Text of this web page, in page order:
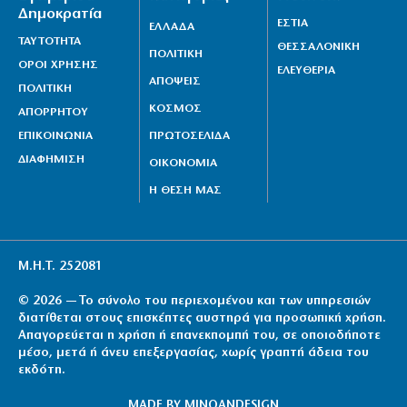
Χανιά: Αναστέλλονται τα τακτικά ραντεβού
αγγειοχειρουργού λόγω κλοπής
Εμφύλιος στις λαϊκές αγορές
7|08|2026 | 21:10
Δημοκρατία
ΤΑΥΤΟΤΗΤΑ
ΟΡΟΙ ΧΡΗΣΗΣ
ΠΟΛΙΤΙΚΗ
ΑΠΟΡΡΗΤΟΥ
ΕΠΙΚΟΙΝΩΝΙΑ
ΔΙΑΦΗΜΙΣΗ
ΕΛΛΑΔΑ
ΠΟΛΙΤΙΚΗ
ΑΠΟΨΕΙΣ
ΚΟΣΜΟΣ
ΠΡΩΤΟΣΕΛΙΔΑ
ΟΙΚΟΝΟΜΙΑ
Η ΘΕΣΗ ΜΑΣ
ΕΣΤΙΑ
ΘΕΣΣΑΛΟΝΙΚΗ
ΕΛΕΥΘΕΡΙΑ
Μ.Η.Τ. 252081
© 2026 — Το σύνολο του περιεχομένου και των υπηρεσιών
διατίθεται στους επισκέπτες αυστηρά για προσωπική χρήση.
Απαγορεύεται η χρήση ή επανεκπομπή του, σε οποιοδήποτε
μέσο, μετά ή άνευ επεξεργασίας, χωρίς γραπτή άδεια του
εκδότη.